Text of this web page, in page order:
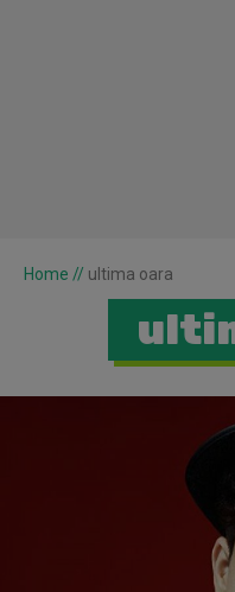
Home // ultima oara